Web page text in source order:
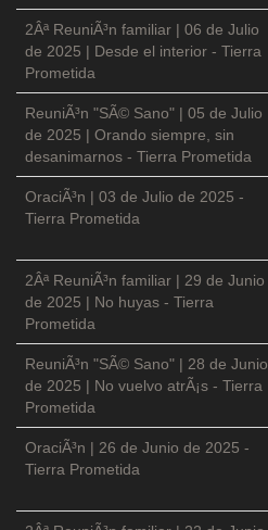
2Âª ReuniÃ³n familiar | 06 de Julio
de 2025 | Desde el interior - Tierra
Prometida
ReuniÃ³n "SÃ© Sano" | 05 de Julio
de 2025 | Orando siempre, sin
desanimarnos - Tierra Prometida
OraciÃ³n | 03 de Julio de 2025 -
Tierra Prometida
2Âª ReuniÃ³n familiar | 29 de Junio
de 2025 | No huyas - Tierra
Prometida
ReuniÃ³n "SÃ© Sano" | 28 de Junio
de 2025 | No vuelvo atrÃ¡s - Tierra
Prometida
OraciÃ³n | 26 de Junio de 2025 -
Tierra Prometida